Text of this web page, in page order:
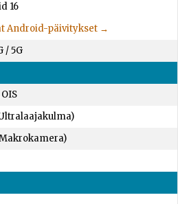
16
Android-päivitykset →
/ 5G